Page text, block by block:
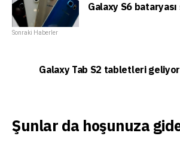
Galaxy S6
Sonraki Haberler
Galaxy Tab S2 tabletleri geliyor
Şunlar da hoşunuza